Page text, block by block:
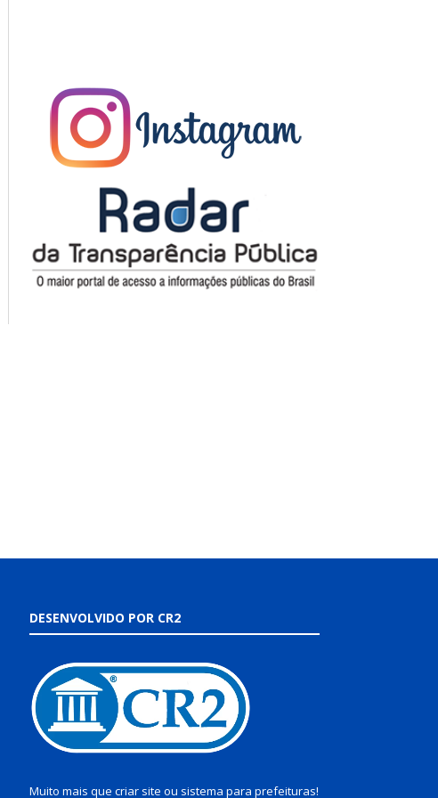
DESENVOLVIDO POR CR2
Muito mais que criar site ou sistema para prefeituras!